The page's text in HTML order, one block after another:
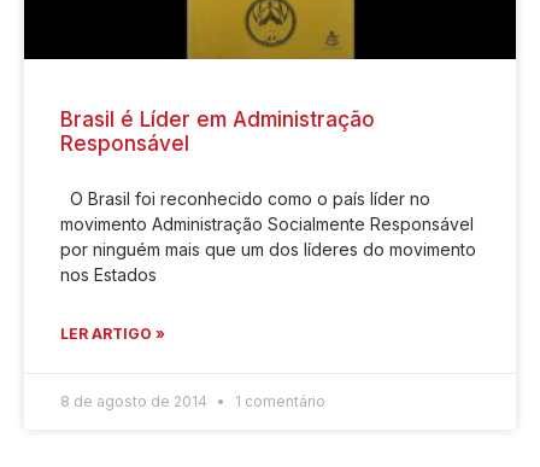
Brasil é Líder em Administração
Responsável
O Brasil foi reconhecido como o país líder no
movimento Administração Socialmente Responsável
por ninguém mais que um dos líderes do movimento
nos Estados
LER ARTIGO »
8 de agosto de 2014 1 comentário